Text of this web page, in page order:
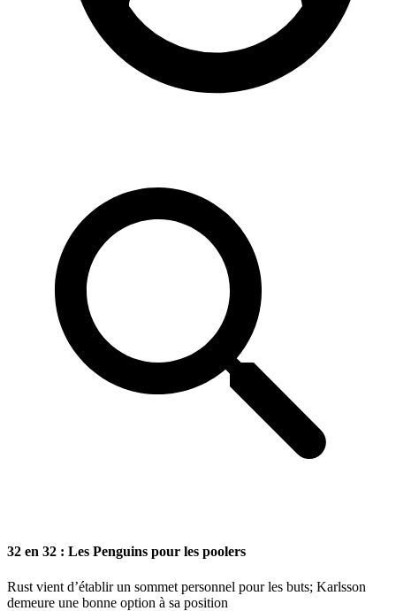
32 en 32 : Les Penguins pour les poolers
Rust vient d’établir un sommet personnel pour les buts; Karlsson
demeure une bonne option à sa position